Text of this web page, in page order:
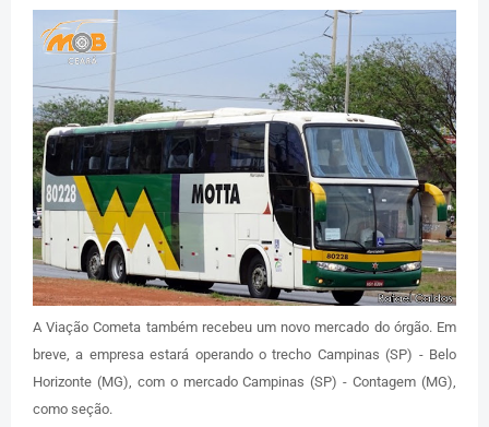
A Viação Cometa também recebeu um novo mercado do órgão. Em
breve, a empresa estará operando o trecho Campinas (SP) - Belo
Horizonte (MG), com o mercado Campinas (SP) - Contagem (MG),
como seção.